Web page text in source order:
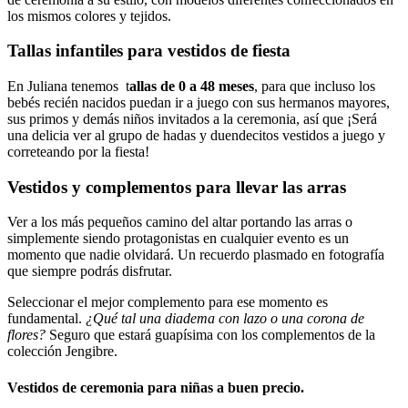
los mismos colores y tejidos.
Tallas infantiles para vestidos de fiesta
En Juliana tenemos tallas de 0 a 48 meses, para que incluso los
bebés recién nacidos puedan ir a juego con sus hermanos mayores,
sus primos y demás niños invitados a la ceremonia, así que ¡Será
una delicia ver al grupo de hadas y duendecitos vestidos a juego y
correteando por la fiesta!
Vestidos y complementos para llevar las arras
Ver a los más pequeños camino del altar portando las arras o
simplemente siendo protagonistas en cualquier evento es un
momento que nadie olvidará. Un recuerdo plasmado en fotografía
que siempre podrás disfrutar.
Seleccionar el mejor complemento para ese momento es
fundamental. ¿Qué tal una diadema con lazo o una corona de
flores? Seguro que estará guapísima con los complementos de la
colección Jengibre.
Vestidos de ceremonia para niñas a buen precio.